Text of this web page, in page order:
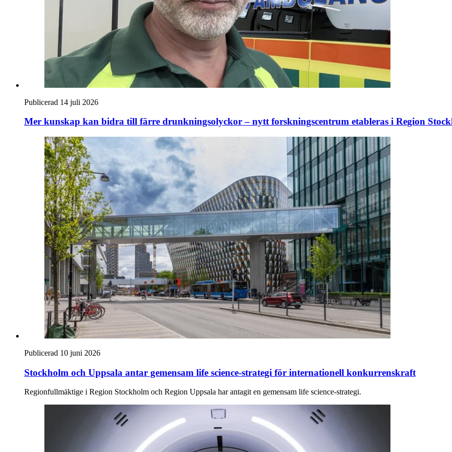
Publicerad 14 juli 2026
Mer kunskap kan bidra till färre drunkningsolyckor – nytt forskningscentrum etableras i Region
Publicerad 10 juni 2026
Stockholm och Uppsala antar gemensam life science-strategi för internationell konkurrenskraft
Regionfullmäktige i Region Stockholm och Region Uppsala har antagit en gemensam life science-strategi.